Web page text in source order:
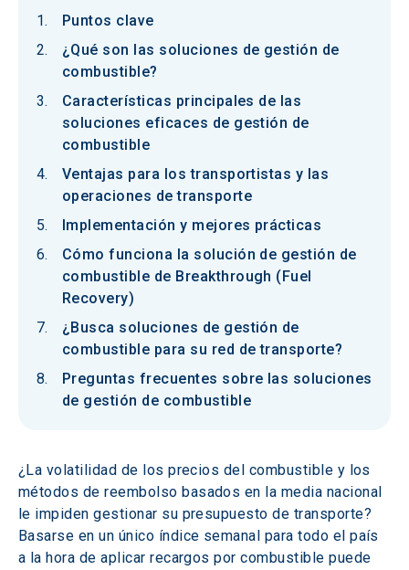
Puntos clave
¿Qué son las soluciones de gestión de
combustible?
Características principales de las
soluciones eficaces de gestión de
combustible
Ventajas para los transportistas y las
operaciones de transporte
Implementación y mejores prácticas
Cómo funciona la solución de gestión de
combustible de Breakthrough (Fuel
Recovery)
¿Busca soluciones de gestión de
combustible para su red de transporte?
Preguntas frecuentes sobre las soluciones
de gestión de combustible
¿La volatilidad de los precios del combustible y los
métodos de reembolso basados en la media nacional
le impiden gestionar su presupuesto de transporte?
Basarse en un único índice semanal para todo el país
a la hora de aplicar recargos por combustible puede